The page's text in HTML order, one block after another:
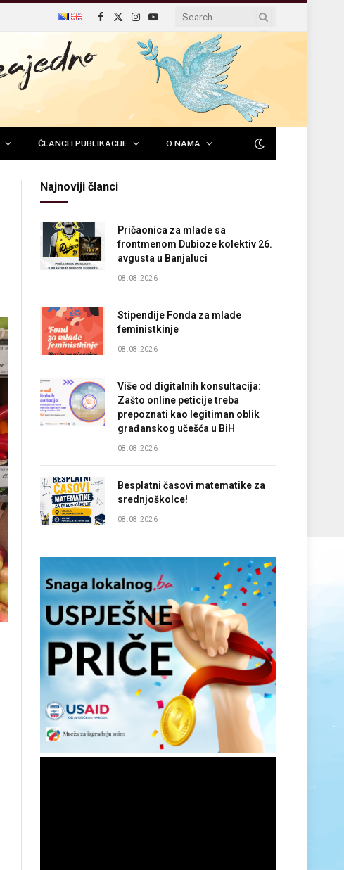
Facebook
X
(Twitter)
Instagram
YouTube
ČLANCI I PUBLIKACIJE O NAMA
Najnoviji članci
Pričaonica za mlade sa
frontmenom Dubioze kolektiv 26.
avgusta u Banjaluci
08.08.2026
Stipendije Fonda za mlade
feministkinje
08.08.2026
Više od digitalnih konsultacija:
Zašto online peticije treba
prepoznati kao legitiman oblik
građanskog učešća u BiH
08.08.2026
Besplatni časovi matematike za
srednjoškolce!
08.08.2026